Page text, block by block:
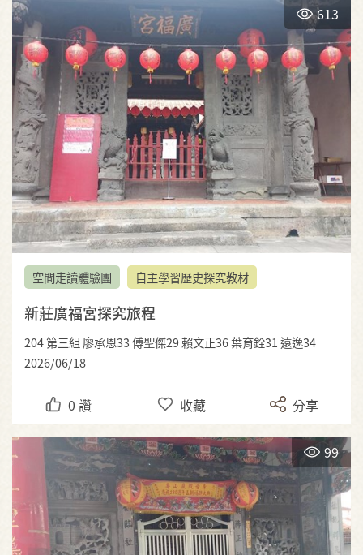
613
空間走讀體驗團 自主學習歷史探究教材
新莊廣福宮探究旅程
204 第三組 廖承恩33 傅聖傑29 賴文正36 葉育銓31 遠逸34
2026/06/18
0 讚 收藏 分享
99